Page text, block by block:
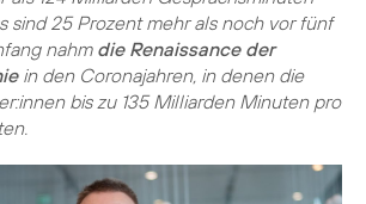
sind 25 Prozent mehr als noch vor fünf
nahm die Renaissance der
in den Coronajahren, in denen die
bis zu 135 Milliarden Minuten pro